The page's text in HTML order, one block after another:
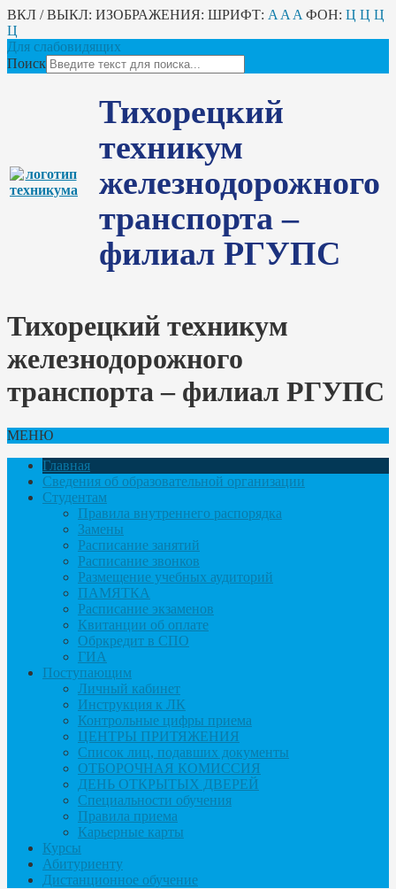
ВКЛ / ВЫКЛ: ИЗОБРАЖЕНИЯ: ШРИФТ: A A A ФОН: Ц Ц Ц
Ц
Для слабовидящих
Поиск
Тихорецкий
техникум
железнодорожного
транспорта –
филиал РГУПС
Тихорецкий техникум
железнодорожного
транспорта – филиал РГУПС
МЕНЮ
Главная
Сведения об образовательной организации
Студентам
Правила внутреннего распорядка
Замены
Расписание занятий
Расписание звонков
Размещение учебных аудиторий
ПАМЯТКА
Расписание экзаменов
Квитанции об оплате
Обркредит в СПО
ГИА
Поступающим
Личный кабинет
Инструкция к ЛК
Контрольные цифры приема
ЦЕНТРЫ ПРИТЯЖЕНИЯ
Список лиц, подавших документы
ОТБОРОЧНАЯ КОМИССИЯ
ДЕНЬ ОТКРЫТЫХ ДВЕРЕЙ
Специальности обучения
Правила приема
Карьерные карты
Курсы
Абитуриенту
Дистанционное обучение